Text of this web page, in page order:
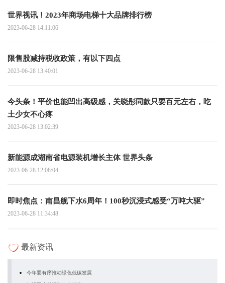
世界视讯！2023年商场电梯十大品牌排行榜
2023-06-28 14:11:06
限售股减持税收政策，有以下四点
2023-06-28 13:40:01
今头条！平价也能凹出高级感，关晓彤同款只要百元左右，吃
土少女不心疼
2023-06-28 13:02:39
新能源成湖南省电源装机增长主体 世界头条
2023-06-28 12:08:04
即时焦点：南昌舰下水6周年！100秒沉浸式感受“万吨大驱”
2023-06-28 11:34:48
最新资讯
今年要有序推动绿色低碳发展